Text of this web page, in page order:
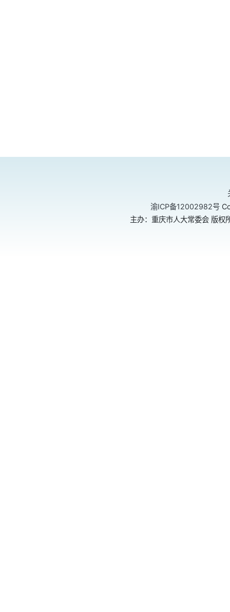
渝ICP备12002982号
主办：重庆市人大常委会 版